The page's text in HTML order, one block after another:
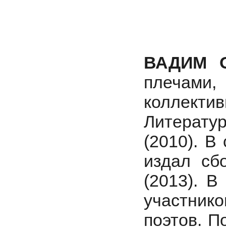
ВАДИМ
(2010). В
издал
(2013). В
поэтов.